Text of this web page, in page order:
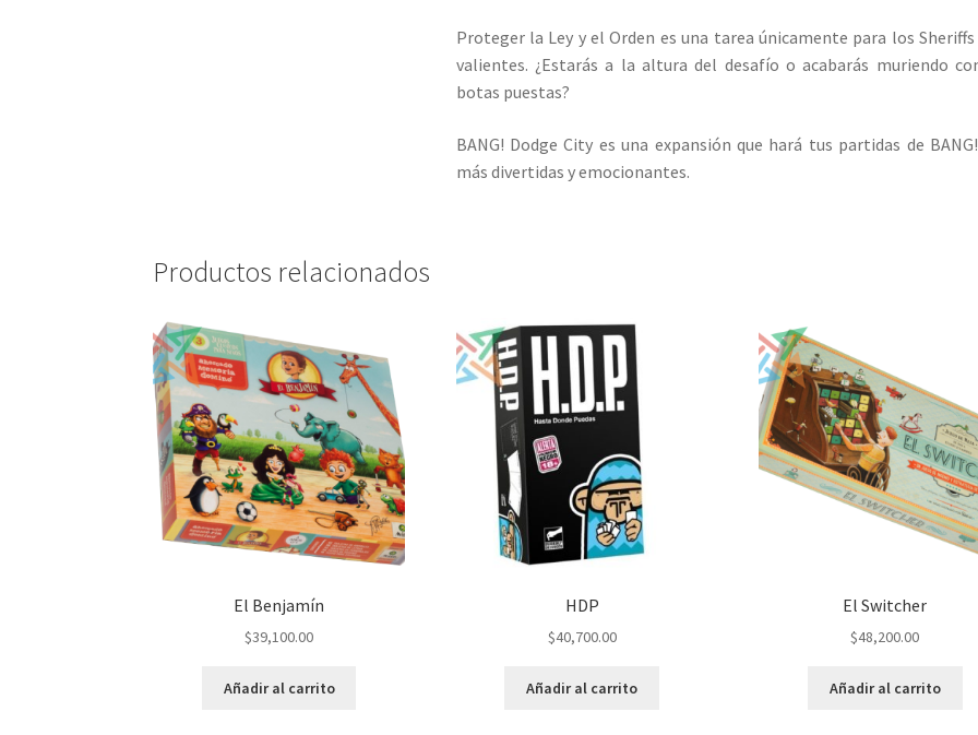
Proteger la Ley y el Orden es una tarea únicamente para los
valientes. ¿Estarás a la altura del desafío o acabarás muriendo
botas puestas?
BANG! Dodge City es una expansión que hará tus partidas de
más divertidas y emocionantes.
Productos relacionados
El Benjamín
$39,100.00
Añadir al carrito
HDP
$40,700.00
Añadir al carrito
El Switcher
$48,200.00
Añadir al carrito